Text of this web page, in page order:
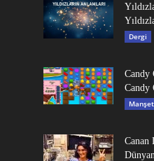
Dergi
Candy
Candy
Manşet
Canan